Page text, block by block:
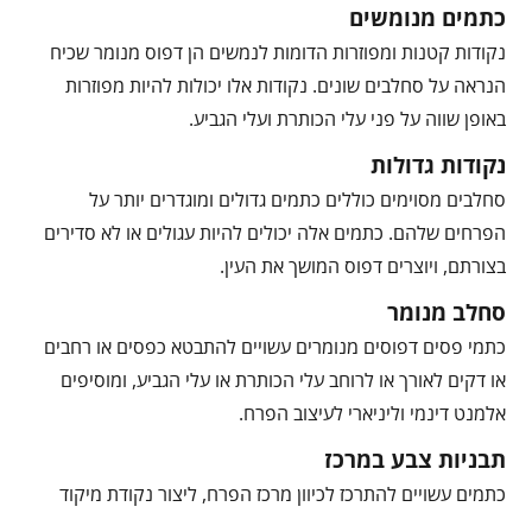
כתמים מנומשים
נקודות קטנות ומפוזרות הדומות לנמשים הן דפוס מנומר שכיח
הנראה על סחלבים שונים. נקודות אלו יכולות להיות מפוזרות
באופן שווה על פני עלי הכותרת ועלי הגביע.
נקודות גדולות
סחלבים מסוימים כוללים כתמים גדולים ומוגדרים יותר על
הפרחים שלהם. כתמים אלה יכולים להיות עגולים או לא סדירים
בצורתם, ויוצרים דפוס המושך את העין.
סחלב מנומר
כתמי פסים דפוסים מנומרים עשויים להתבטא כפסים או רחבים
או דקים לאורך או לרוחב עלי הכותרת או עלי הגביע, ומוסיפים
אלמנט דינמי וליניארי לעיצוב הפרח.
תבניות צבע במרכז
כתמים עשויים להתרכז לכיוון מרכז הפרח, ליצור נקודת מיקוד